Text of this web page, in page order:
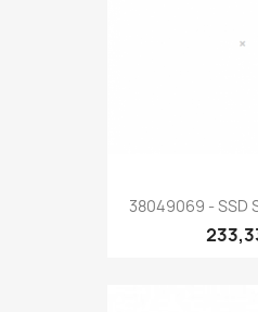
38049069 - SSD